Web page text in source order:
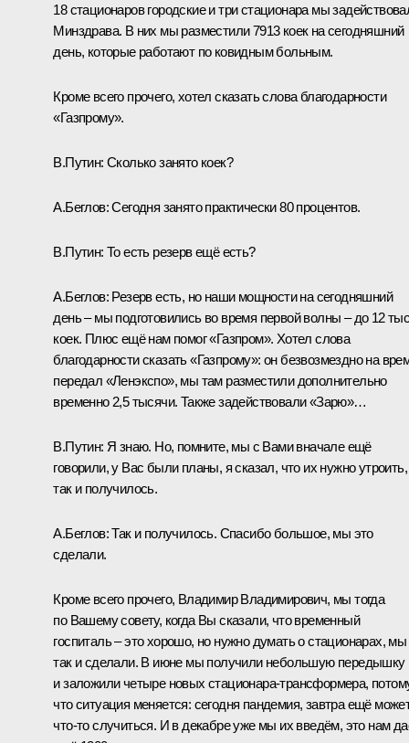
18 стационаров городские и три стационара мы
Минздрава. В них мы разместили 7913 коек на сегодняшний
день, которые работают по ковидным больным.
Кроме всего прочего, хотел сказать слова благодарности
«Газпрому».
В.Путин: Сколько занято коек?
А.Беглов: Сегодня занято практически 80 процентов.
В.Путин: То есть резерв ещё есть?
А.Беглов: Резерв есть, но наши мощности на сегодняшний
день – мы подготовились во время первой волны – до 12
коек. Плюс ещё нам помог «Газпром». Хотел слова
благодарности сказать «Газпрому»: он безвозмездно на
передал «Ленэкспо», мы там разместили дополнительно
временно 2,5 тысячи. Также задействовали «Зарю»…
В.Путин: Я знаю. Но, помните, мы с Вами вначале ещё
говорили, у Вас были планы, я сказал, что их нужно
так и получилось.
А.Беглов: Так и получилось. Спасибо большое, мы это
сделали.
Кроме всего прочего, Владимир Владимирович, мы тогда
по Вашему совету, когда Вы сказали, что временный
госпиталь – это хорошо, но нужно думать о стационарах, мы
так и сделали. В июне мы получили небольшую передышку
и заложили четыре новых стационара-трансформера,
что ситуация меняется: сегодня пандемия, завтра ещё
что-то случиться. И в декабре уже мы их введём, это нам